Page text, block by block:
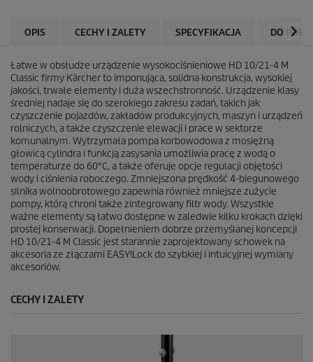
OPIS CECHY I ZALETY SPECYFIKACJA DO
Łatwe w obsłudze urządzenie wysokociśnieniowe HD 10/21-4 M
Classic firmy Kärcher to imponująca, solidna konstrukcja, wysokiej
jakości, trwałe elementy i duża wszechstronność. Urządzenie klasy
średniej nadaje się do szerokiego zakresu zadań, takich jak
czyszczenie pojazdów, zakładów produkcyjnych, maszyn i urządzeń
rolniczych, a także czyszczenie elewacji i prace w sektorze
komunalnym. Wytrzymała pompa korbowodowa z mosiężną
głowicą cylindra i funkcją zasysania umożliwia pracę z wodą o
temperaturze do 60°C, a także oferuje opcje regulacji objętości
wody i ciśnienia roboczego. Zmniejszona prędkość 4-biegunowego
silnika wolnoobrotowego zapewnia również mniejsze zużycie
pompy, którą chroni także zintegrowany filtr wody. Wszystkie
ważne elementy są łatwo dostępne w zaledwie kilku krokach dzięki
prostej konserwacji. Dopełnieniem dobrze przemyślanej koncepcji
HD 10/21-4 M Classic jest starannie zaprojektowany schowek na
akcesoria ze złączami EASY!Lockdo szybkiej i intuicyjnej wymiany
akcesoriów.
CECHY I ZALETY